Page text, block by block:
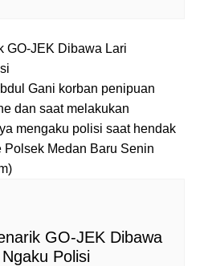
Gani korban penipuan
dan saat melakukan
mengaku polisi saat hendak
Polsek Medan Baru Senin
GO-JEK Dibawa
Polisi